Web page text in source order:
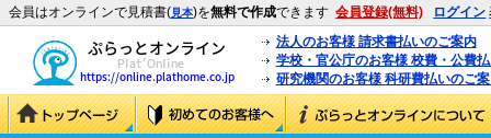
会員はオンラインで見積書(見本)を無料で作成できます 会員登録(無料) ログイン
法人のお客様 請求書払いのご案内
学校・官公庁のお客様 校費・公費
研究機関のお客様 科研費払いのご